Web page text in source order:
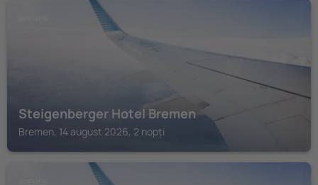
Steigenberger Hotel Bremen
Bremen, 14 august 2026, 2 nopți